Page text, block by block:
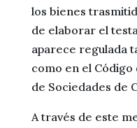
los bienes
de elaborar el
aparece regulada
como en el
de Sociedades de
A través de este